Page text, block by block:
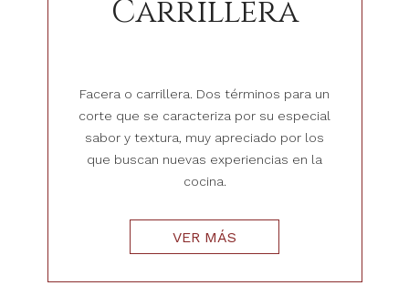
Carrillera
Facera o carrillera. Dos términos para un
corte que se caracteriza por su especial
sabor y textura, muy apreciado por los
que buscan nuevas experiencias en la
cocina.
VER MÁS